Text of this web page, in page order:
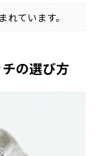
ています。
の選び方